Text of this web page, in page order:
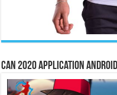
CAN 2020 Application Android